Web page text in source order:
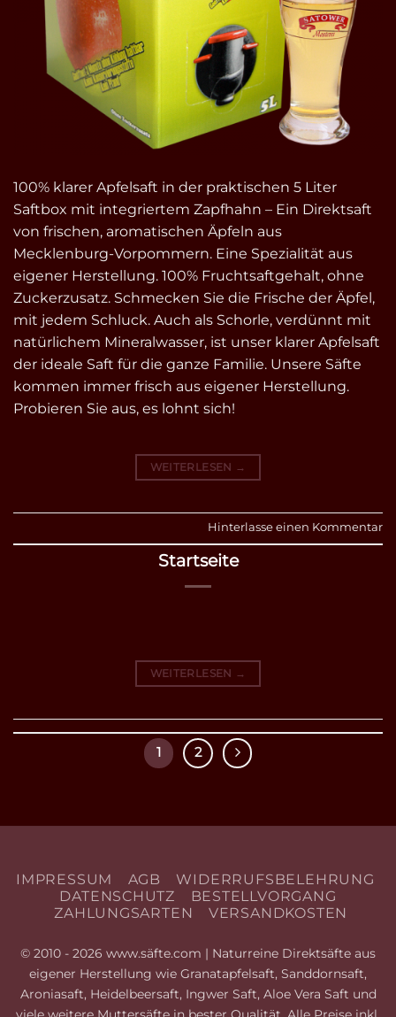
100% klarer Apfelsaft in der praktischen 5 Liter
Saftbox mit integriertem Zapfhahn – Ein Direktsaft
von frischen, aromatischen Äpfeln aus
Mecklenburg-Vorpommern. Eine Spezialität aus
eigener Herstellung. 100% Fruchtsaftgehalt, ohne
Zuckerzusatz. Schmecken Sie die Frische der Äpfel,
mit jedem Schluck. Auch als Schorle, verdünnt mit
natürlichem Mineralwasser, ist unser klarer Apfelsaft
der ideale Saft für die ganze Familie. Unsere Säfte
kommen immer frisch aus eigener Herstellung.
Probieren Sie aus, es lohnt sich!
WEITERLESEN →
Hinterlasse einen Kommentar
Startseite
WEITERLESEN →
1 2
IMPRESSUM AGB
WIDERRUFSBELEHRUNG
DATENSCHUTZ
BESTELLVORGANG
ZAHLUNGSARTEN
VERSANDKOSTEN
© 2010 - 2026 www.säfte.com | Naturreine Direktsäfte aus
eigener Herstellung wie Granatapfelsaft, Sanddornsaft,
Aroniasaft, Heidelbeersaft, Ingwer Saft, Aloe Vera Saft und